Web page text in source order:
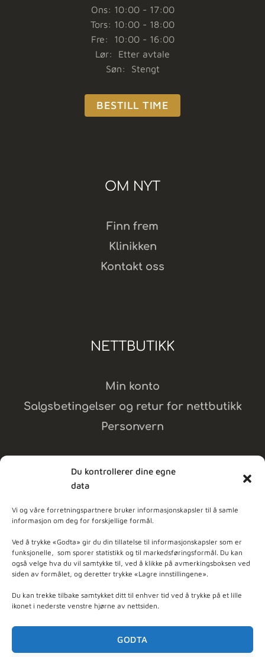
Du kontrollerer dine egne
data
Vi og våre forretningspartnere bruker informasjonskapsler til å samle
informasjon om deg for forskjellige formål.
Ved å trykke «Godta» gir du din tillatelse til informasjonskapsler som er
funksjonelle, som sporer statistikk og til markedsføringsformål. Du kan
også velge hva du vil samtykke til, ved å klikke på avmerkingsboksen ved
siden av formålet, og deretter trykke «Lagre innstillingene».
Du kan trekke tilbake samtykket ditt til enhver tid ved å trykke på et lille
ikonet i nederste venstre hjørne av nettsiden.
GODTA
Ons: 10:00 - 17:00
Tors: 10:00 - 18:00
Fre: 10:00 - 16:00
Lør: Etter avtale
Søn: Stengt
BESTILL TIME
OM NYT
Finn frem
Klinikken
Kontakt oss
NETTBUTIKK
Min konto
Salgsbetingelser og retur for nettbutikk
Personvern
- Basert på103anmeldelser